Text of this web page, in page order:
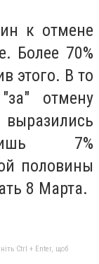
к отмене
Более 70%
этого. В то
отмену
7%
половины
8 Марта.
Ctrl + Enter, щоб